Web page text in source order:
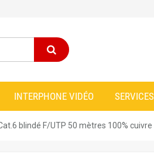
INTERPHONE VIDÉO SERVICES
blindé F/UTP 50 mètres 100% cuivre